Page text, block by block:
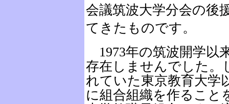
会議筑波大学分会の後
てきたものです。
1973年の筑波開学以
存在しませんでした。
れていた東京教育大学
に組合組織を作ること